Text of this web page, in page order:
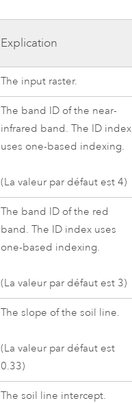
Explication
The input raster.
The band ID of the near-
infrared band. The ID index
uses one-based indexing.
(La valeur par défaut est 4)
The band ID of the red
band. The ID index uses
one-based indexing.
(La valeur par défaut est 3)
The slope of the soil line.
(La valeur par défaut est
0.33)
The soil line intercept.